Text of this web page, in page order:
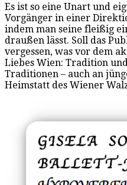
Es ist so eine Unart und
Vorgänger in einer
indem man seine fleißig
draußen lässt. Soll das
vergessen, was vor dem
Liebes Wien: Tradition
Traditionen – auch an
Heimstatt des Wiener